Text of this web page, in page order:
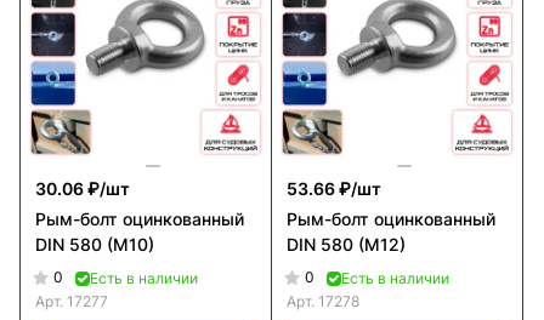
30.06 ₽/шт
Рым-болт оцинкованный
DIN 580 (M10)
0
Есть в наличии
Арт. 17277
53.66 ₽/шт
Рым-болт оцинкованный
DIN 580 (M12)
0
Есть в наличии
Арт. 17278